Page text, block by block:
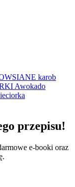
karob
Awokado
przepisu!
e-booki oraz